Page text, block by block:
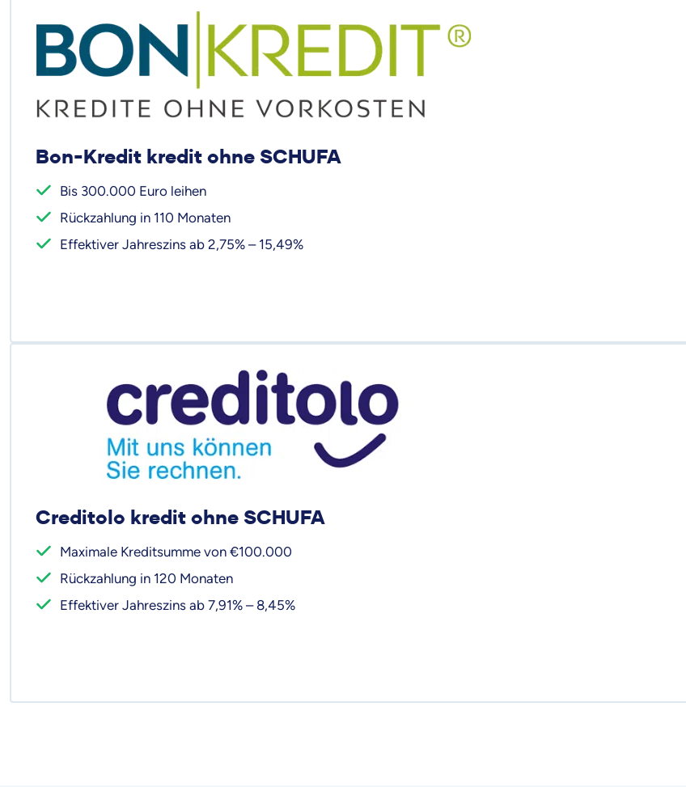
Bon-Kredit kredit ohne SCHUFA
Bis 300.000 Euro leihen
Rückzahlung in 110 Monaten
Effektiver Jahreszins ab 2,75% – 15,49%
Creditolo kredit ohne SCHUFA
Maximale Kreditsumme von €100.000
Rückzahlung in 120 Monaten
Effektiver Jahreszins ab 7,91% – 8,45%